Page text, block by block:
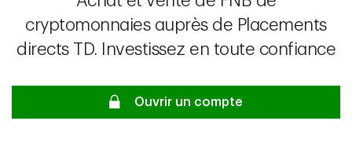
cryptomonnaies auprès de Placements
directs TD. Investissez en toute confiance
Ouvrir un compte